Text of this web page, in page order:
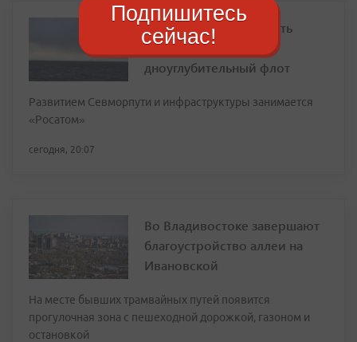
Северный морской путь
получит собственный
дноуглубительный флот
Развитием Севморпути и инфраструктуры занимается
«Росатом»
сегодня, 20:07
Во Владивостоке завершают
благоустройство аллеи на
Ивановской
На месте бывших трамвайных путей появится
прогулочная зона с пешеходной дорожкой, газоном и
остановкой
Подпишитесь
сейчас!